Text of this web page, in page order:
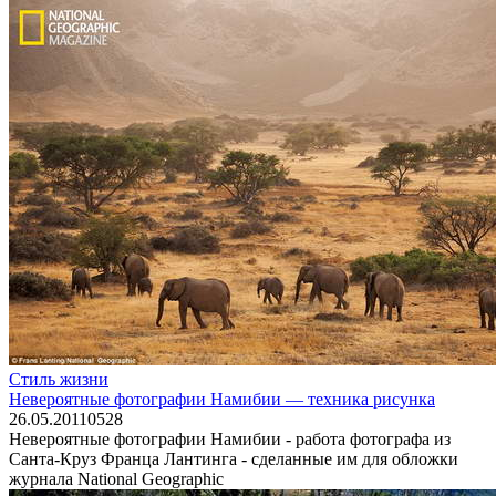
Стиль жизни
Невероятные фотографии Намибии — техника рисунка
26.05.20110528
Невероятные фотографии Намибии - работа фотографа из
Санта-Круз Франца Лантинга - сделанные им для обложки
журнала National Geographic